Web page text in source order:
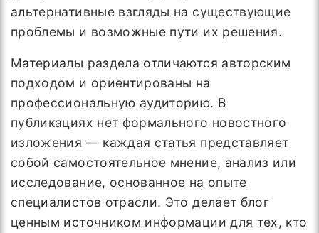
альтернативные взгляды на существующие
проблемы и возможные пути их решения.
Материалы раздела отличаются авторским
подходом и ориентированы на
профессиональную аудиторию. В
публикациях нет формального новостного
изложения — каждая статья представляет
собой самостоятельное мнение, анализ или
исследование, основанное на опыте
специалистов отрасли. Это делает блог
ценным источником информации для тех, кто